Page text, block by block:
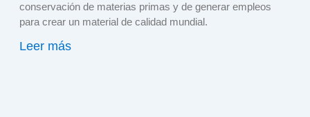
conservación de materias primas y de generar empleos
para crear un material de calidad mundial.
Leer más